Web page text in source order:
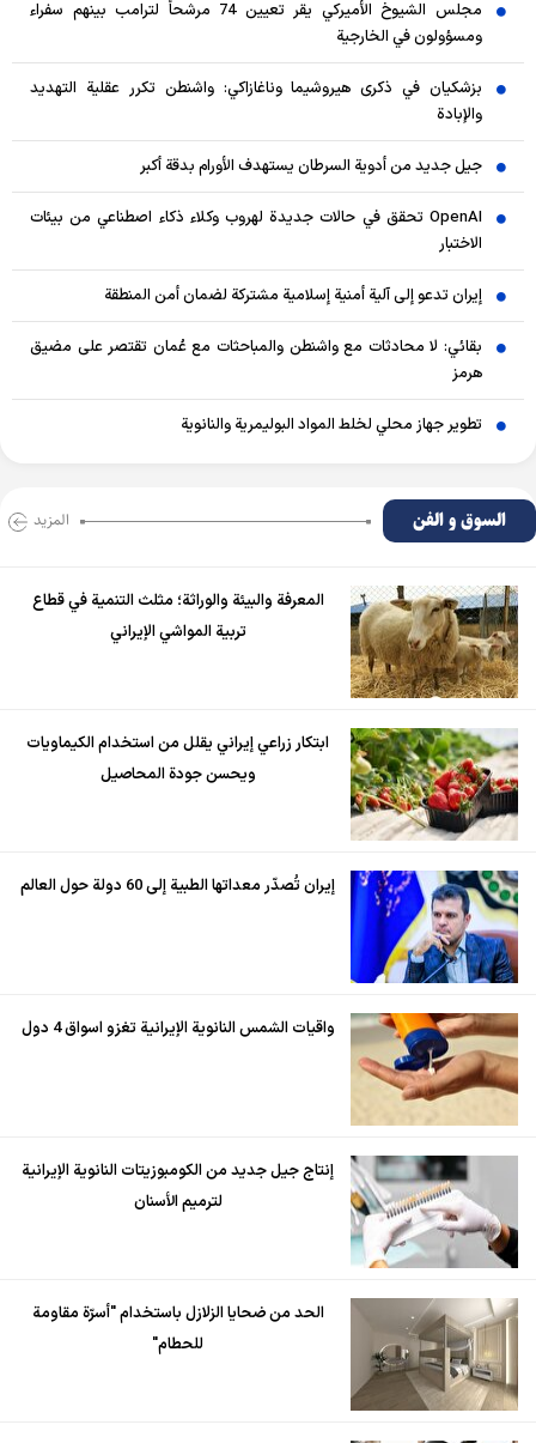
مجلس الشيوخ الأميركي يقر تعيين 74 مرشحاً لترامب بينهم سفراء
ومسؤولون في الخارجية
بزشكيان في ذكرى هيروشيما وناغازاكي: واشنطن تكرر عقلية التهديد
والإبادة
جيل جديد من أدوية السرطان يستهدف الأورام بدقة أكبر
OpenAI تحقق في حالات جديدة لهروب وكلاء ذكاء اصطناعي من بيئات
الاختبار
إيران تدعو إلى آلية أمنية إسلامية مشتركة لضمان أمن المنطقة
بقائي: لا محادثات مع واشنطن والمباحثات مع عُمان تقتصر على مضيق
هرمز
تطوير جهاز محلي لخلط المواد البوليمرية والنانوية
السوق و الفن المزید
المعرفة والبيئة والوراثة؛ مثلث التنمية في قطاع
تربية المواشي الإيراني
ابتكار زراعي إيراني يقلل من استخدام الكيماويات
ويحسن جودة المحاصيل
إيران تُصدّر معداتها الطبية إلى 60 دولة حول العالم
واقيات الشمس النانوية الإيرانية تغزو اسواق 4 دول
إنتاج جيل جديد من الكومبوزيتات النانوية الإيرانية
لترميم الأسنان
الحد من ضحايا الزلازل باستخدام "أسرّة مقاومة
للحطام"